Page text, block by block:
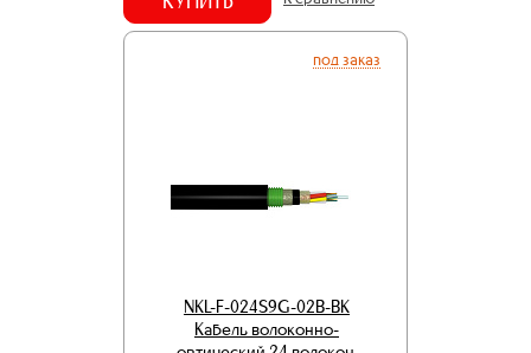
под заказ
NKL-F-024S9G-02B-BK
Кабель волоконно-